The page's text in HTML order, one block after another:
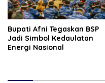
Bupati Afni Tegaskan BSP
Jadi Simbol Kedaulatan
Energi Nasional